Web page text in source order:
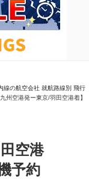
線の航空会社 就航路線別 飛行
九州空港発ー東京/羽田空港着】
空港
予約